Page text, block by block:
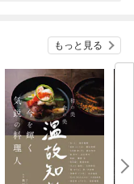
もっと見る